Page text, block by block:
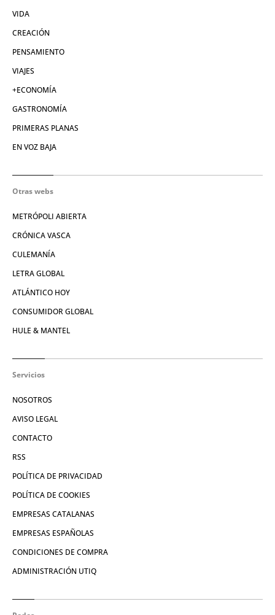
VIDA
CREACIÓN
PENSAMIENTO
VIAJES
+ECONOMÍA
GASTRONOMÍA
PRIMERAS PLANAS
EN VOZ BAJA
Otras webs
METRÓPOLI ABIERTA
CRÓNICA VASCA
CULEMANÍA
LETRA GLOBAL
ATLÁNTICO HOY
CONSUMIDOR GLOBAL
HULE & MANTEL
Servicios
NOSOTROS
AVISO LEGAL
CONTACTO
RSS
POLÍTICA DE PRIVACIDAD
POLÍTICA DE COOKIES
EMPRESAS CATALANAS
EMPRESAS ESPAÑOLAS
CONDICIONES DE COMPRA
ADMINISTRACIÓN UTIQ